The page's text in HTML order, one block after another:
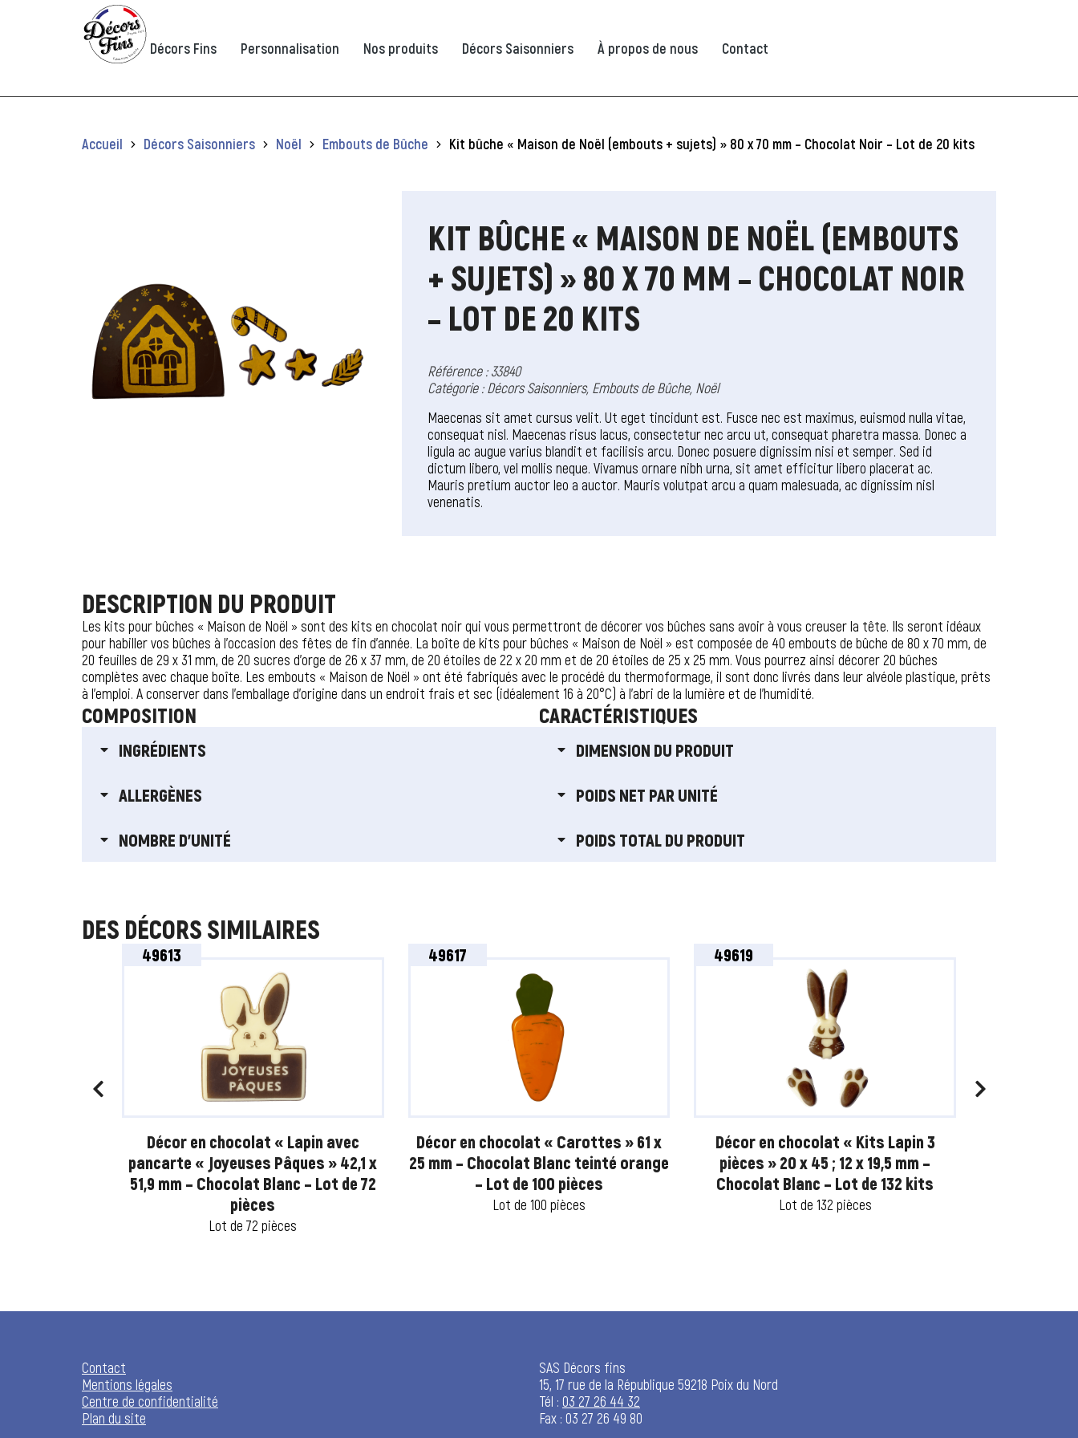
Décors Fins Personnalisation Nos produits Décors Saisonniers À propos de nous Contact
Vous êtes ici :
Accueil Décors Saisonniers Noël Embouts de Bûche Kit bûche « Maison de Noël (embouts + sujets) » 80 x 70 mm – Chocolat Noir – Lot de 20 kits
KIT BÛCHE « MAISON DE NOËL (EMBOUTS
+ SUJETS) » 80 X 70 MM – CHOCOLAT NOIR
– LOT DE 20 KITS
Référence : 33840
Catégorie :Décors Saisonniers, Embouts de Bûche, Noël
Maecenas sit amet cursus velit. Ut eget tincidunt est. Fusce nec est maximus, euismod nulla vitae,
consequat nisl. Maecenas risus lacus, consectetur nec arcu ut, consequat pharetra massa. Donec a
ligula ac augue varius blandit et facilisis arcu. Donec posuere dignissim nisi et semper. Sed id
dictum libero, vel mollis neque. Vivamus ornare nibh urna, sit amet efficitur libero placerat ac.
Mauris pretium auctor leo a auctor. Mauris volutpat arcu a quam malesuada, ac dignissim nisl
venenatis.
DESCRIPTION DU PRODUIT
Les kits pour bûches « Maison de Noël » sont des kits en chocolat noir qui vous permettront de décorer vos bûches sans avoir à vous creuser la tête. Ils seront idéaux
pour habiller vos bûches à l’occasion des fêtes de fin d’année. La boîte de kits pour bûches « Maison de Noël » est composée de 40 embouts de bûche de 80 x 70 mm, de
20 feuilles de 29 x 31 mm, de 20 sucres d’orge de 26 x 37 mm, de 20 étoiles de 22 x 20 mm et de 20 étoiles de 25 x 25 mm. Vous pourrez ainsi décorer 20 bûches
complètes avec chaque boîte. Les embouts « Maison de Noël » ont été fabriqués avec le procédé du thermoformage, il sont donc livrés dans leur alvéole plastique, prêts
à l’emploi. A conserver dans l’emballage d’origine dans un endroit frais et sec (idéalement 16 à 20°C) à l’abri de la lumière et de l’humidité.
COMPOSITION
INGRÉDIENTS
ALLERGÈNES
NOMBRE D'UNITÉ
CARACTÉRISTIQUES
DIMENSION DU PRODUIT
POIDS NET PAR UNITÉ
POIDS TOTAL DU PRODUIT
DES DÉCORS SIMILAIRES
49613
Décor en chocolat « Lapin avec
pancarte « Joyeuses Pâques » 42,1 x
51,9 mm – Chocolat Blanc – Lot de 72
pièces
Lot de 72 pièces
49617
Décor en chocolat « Carottes » 61 x
25 mm – Chocolat Blanc teinté orange
– Lot de 100 pièces
Lot de 100 pièces
49619
Décor en chocolat « Kits Lapin 3
pièces » 20 x 45 ; 12 x 19,5 mm –
Chocolat Blanc – Lot de 132 kits
Lot de 132 pièces
Contact
Mentions légales
Centre de confidentialité
Plan du site
SAS Décors fins
15, 17 rue de la République 59218 Poix du Nord
Tél : 03 27 26 44 32
Fax : 03 27 26 49 80
Panneau de gestion des cookies